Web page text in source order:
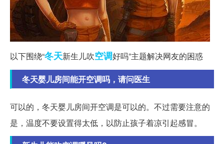
以下围绕“冬天新生儿吹空调好吗”主题解决网友的困惑
冬天婴儿房间能开空调吗，请问医生
可以的，冬天婴儿房间开空调是可以的。不过需要注意的
是，温度不要设置得太低，以防止孩子着凉引起感冒。